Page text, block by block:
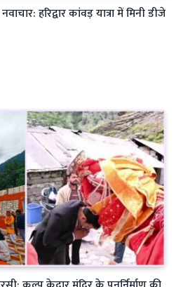
हरिद्वार कांवड़ यात्रा में मिनी डीजे